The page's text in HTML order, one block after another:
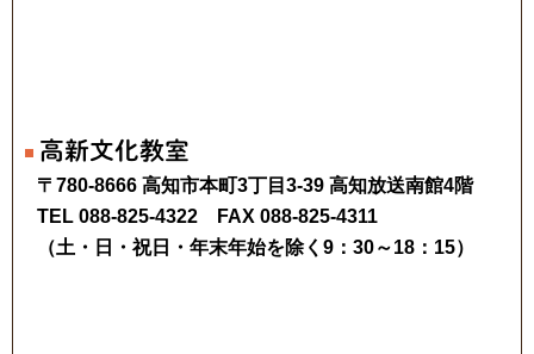
高新文化教室
〒780-8666 高知市本町3丁目3-39 高知放送南館4階
TEL 088-825-4322 FAX 088-825-4311
（土・日・祝日・年末年始を除く9：30～18：15）